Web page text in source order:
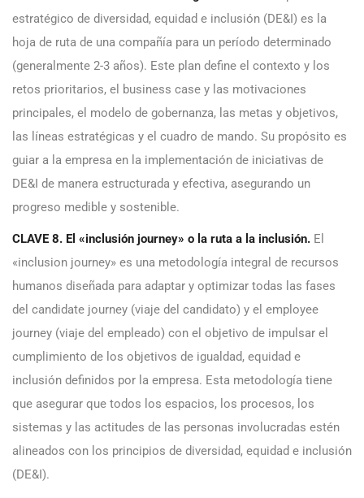
estratégico de diversidad, equidad e inclusión (DE&I) es la
hoja de ruta de una compañía para un período determinado
(generalmente 2-3 años). Este plan define el contexto y los
retos prioritarios, el business case y las motivaciones
principales, el modelo de gobernanza, las metas y objetivos,
las líneas estratégicas y el cuadro de mando. Su propósito es
guiar a la empresa en la implementación de iniciativas de
DE&I de manera estructurada y efectiva, asegurando un
progreso medible y sostenible.
CLAVE 8. El «inclusión journey» o la ruta a la inclusión. El
«inclusion journey» es una metodología integral de recursos
humanos diseñada para adaptar y optimizar todas las fases
del candidate journey (viaje del candidato) y el employee
journey (viaje del empleado) con el objetivo de impulsar el
cumplimiento de los objetivos de igualdad, equidad e
inclusión definidos por la empresa. Esta metodología tiene
que asegurar que todos los espacios, los procesos, los
sistemas y las actitudes de las personas involucradas estén
alineados con los principios de diversidad, equidad e inclusión
(DE&I).